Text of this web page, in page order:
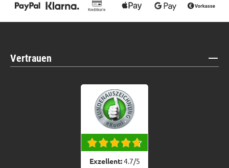
Vertrauen
Exzellent:4.7/5